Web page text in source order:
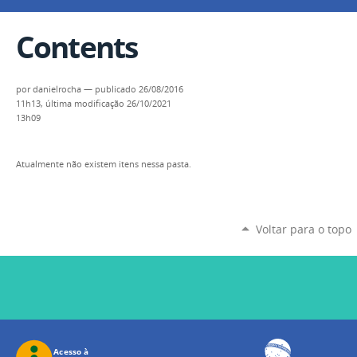
Contents
pordanielrocha — publicado 26/08/2016
11h13, última modificação 26/10/2021
13h09
Atualmente não existem itens nessa pasta.
Voltar para o topo